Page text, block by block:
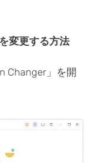
変更する方法
Changer」を開